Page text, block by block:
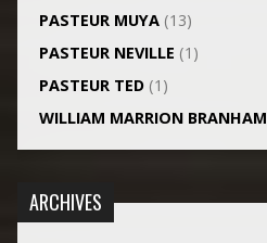
PASTEUR MUYA(13)
PASTEUR NEVILLE (1)
PASTEUR TED(1)
WILLIAM MARRION BRANHAM
ARCHIVES